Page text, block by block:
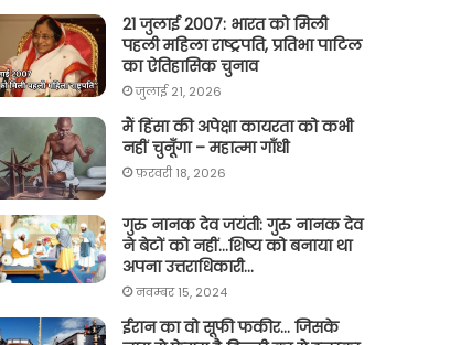
21 जुलाई 2007: भारत को मिली
पहली महिला राष्ट्रपति, प्रतिभा पाटिल
का ऐतिहासिक चुनाव
जुलाई 21, 2026
मैं हिंसा की अपेक्षा कायरता को कभी
नहीं चुनूँगा – महात्मा गाँधी
फ़रवरी 18, 2026
गुरु नानक देव जयंती: गुरु नानक देव
ने बेटों को नहीं…शिष्य को बनाया था
अपना उत्तराधिकारी…
नवम्बर 15, 2024
ईरान का वो सूफी फकीर… जिसके